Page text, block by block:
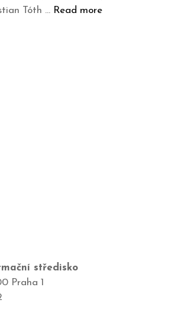
Tóth … Read more
středisko
Praha 1